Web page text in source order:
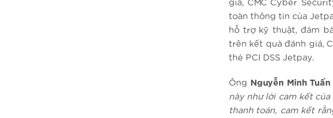
giá, CMC Cyber
toàn thông tin của
hỗ trợ kỹ thuật, đảm
trên kết quả đánh giá,
thẻ PCI DSS Jetpay.
Ông Nguyễn Minh Tuấn
này như lời cam kết
thanh toán, cam kết